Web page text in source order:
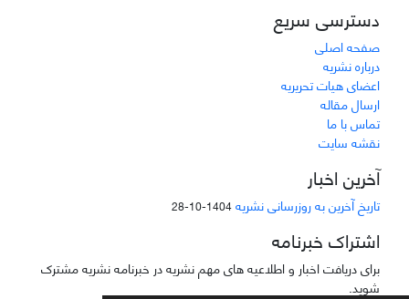
دسترسی سریع
صفحه اصلی
درباره نشریه
اعضای هیات تحریریه
ارسال مقاله
تماس با ما
نقشه سایت
آخرین اخبار
تاریخ آخرین به روزرسانی نشریه1404-10-28
اشتراک خبرنامه
برای دریافت اخبار و اطلاعیه های مهم نشریه در خبرنامه نشریه مشترک
شوید.